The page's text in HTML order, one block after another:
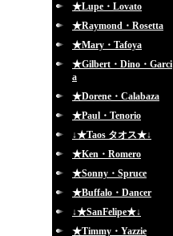
★Lupe・Lovato
★Raymond・Rosetta
★Mary・Tafoya
★Gilbert・Dino・Garci
a
★Dorene・Calabaza
★Paul・Tenorio
↓★Taos タオス★↓
★Ken・Romero
★Sonny・Spruce
★Buffalo・Dancer
↓★SanFelipe★↓
★Timmy・Yazzie